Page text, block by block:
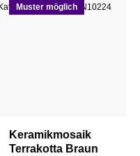
Muster möglich
Keramikmosaik
Terrakotta Braun